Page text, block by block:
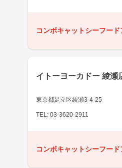
コンボキャットシーフー
イトーヨーカドー 綾瀬
東京都足立区綾瀬3-4-25
TEL: 03-3620-2911
コンボキャットシーフー